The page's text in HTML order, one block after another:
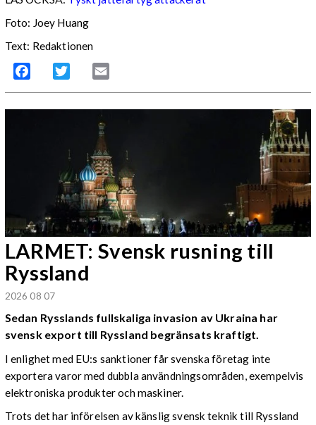
Foto: Joey Huang
Text: Redaktionen
Facebook Twitter
LARMET: Svensk rusning till
Ryssland
2026 08 07
Sedan Rysslands fullskaliga invasion av Ukraina har
svensk export till Ryssland begränsats kraftigt.
I enlighet med EU:s sanktioner får svenska företag inte
exportera varor med dubbla användningsområden, exempelvis
elektroniska produkter och maskiner.
Trots det har införelsen av känslig svensk teknik till Ryssland